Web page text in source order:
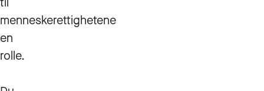
menneskerettighetene
en
rolle.